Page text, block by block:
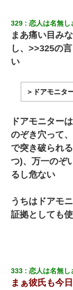
329 恋人は名無し
まあ痛い目み
し、>>325の
い
＞ドアモニタ
ドアモニター
のぞき穴って
で突き破られ
つ)、万一のぞ
るし危ない
うちはドアモ
証拠としても
333 恋人は名無し
まぁ彼氏も今